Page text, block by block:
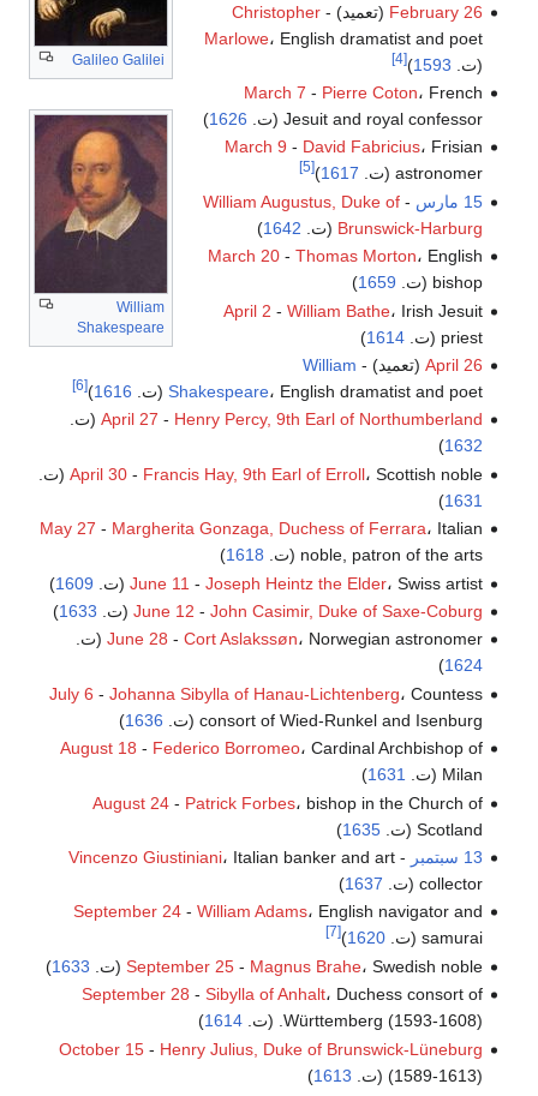
Galileo Galilei
William
Shakespeare
February 26 (تعميد) -Christopher
Marlowe، English dramatist and poet
(ت. 1593
)
[4]
March 7 - Pierre Coton، French
Jesuit and royal confessor (ت.
1626
)
March 9 - David Fabricius، Frisian
astronomer (ت.
1617
)
[5]
15 مارس -
William Augustus, Duke of
Brunswick-Harburg (ت. 1642
)
March 20- Thomas Morton، English
bishop (ت.
1659
)
April 2 - William Bathe، Irish Jesuit
priest (ت.
1614
)
April 26 (تعميد) - William
Shakespeare، English dramatist and poet (ت. 1616
)
[6]
April 27 - Henry Percy, 9th Earl of Northumberland
(ت.
1632
)
April 30- Francis Hay, 9th Earl of Erroll، Scottish noble (ت.
1631
)
May 27 - Margherita Gonzaga, Duchess of Ferrara، Italian
noble, patron of the arts (ت.
1618
)
June 11 - Joseph Heintz the Elder، Swiss artist (ت. 1609
)
June 12 - John Casimir, Duke of Saxe-Coburg (ت. 1633
)
June 28 - Cort Aslakssøn، Norwegian astronomer (ت.
1624
)
July 6 - Johanna Sibylla of Hanau-Lichtenberg، Countess
consort of Wied-Runkel and Isenburg (ت.
1636
)
August 18 - Federico Borromeo، Cardinal Archbishop of
Milan (ت.
1631
)
August 24- Patrick Forbes، bishop in the Church of
Scotland (ت.
1635
)
13 سبتمبر
-
Vincenzo Giustiniani، Italian banker and art
collector (ت.
1637
)
September 24- William Adams، English navigator and
samurai (ت.
1620
)
[7]
September 25- Magnus Brahe، Swedish noble (ت. 1633
)
September 28 - Sibylla of Anhalt، Duchess consort of
Württemberg (1593-1608). (ت.
1614
)
October 15- Henry Julius, Duke of Brunswick-Lüneburg
(1589-1613) (ت.
1613
)